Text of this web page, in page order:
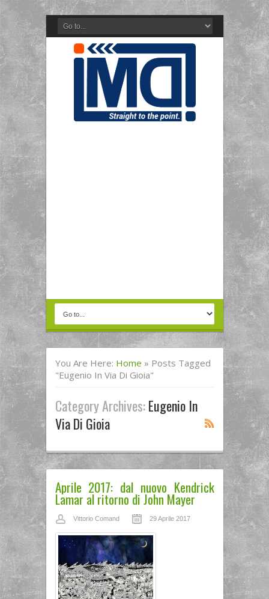
You Are Here: Home » Posts Tagged
"eugenio In Via Di Gioia"
Category Archives:Eugenio In
Via Di Gioia
Aprile 2017: dal nuovo Kendrick
Lamar al ritorno di John Mayer
Vittorio Comand 29 Aprile 2017